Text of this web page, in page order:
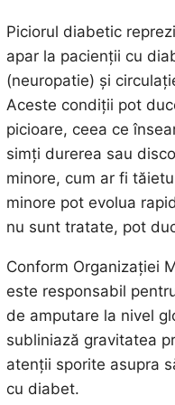
Piciorul diabetic
apar la pacienții cu
(neuropatie) și
Aceste condiții pot
picioare, ceea ce
simți durerea sau
minore, cum ar fi
minore pot evolua
nu sunt tratate, pot
Conform Organizației
este responsabil
de amputare la nivel
subliniază gravitatea
atenții sporite asupra
cu diabet.